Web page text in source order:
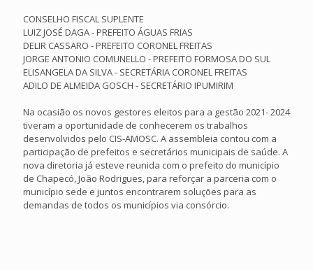
CONSELHO FISCAL SUPLENTE
LUIZ JOSÉ DAGA - PREFEITO ÁGUAS FRIAS
DELIR CASSARO - PREFEITO CORONEL FREITAS
JORGE ANTONIO COMUNELLO - PREFEITO FORMOSA DO SUL
ELISANGELA DA SILVA - SECRETÁRIA CORONEL FREITAS
ADILO DE ALMEIDA GOSCH - SECRETÁRIO IPUMIRIM
Na ocasião os novos gestores eleitos para a gestão 2021- 2024
tiveram a oportunidade de conhecerem os trabalhos
desenvolvidos pelo CIS-AMOSC. A assembleia contou com a
participação de prefeitos e secretários municipais de saúde. A
nova diretoria já esteve reunida com o prefeito do município
de Chapecó, João Rodrigues, para reforçar a parceria com o
município sede e juntos encontrarem soluções para as
demandas de todos os municípios via consórcio.